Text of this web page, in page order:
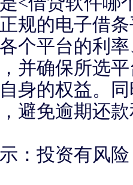
规的电子借
个平台的利
并确保所选
身的权益。
避免逾期还
投资有风险